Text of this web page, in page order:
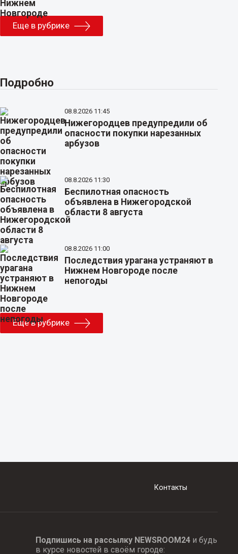
Еще в рубрике
Подробно
08.8.2026 11:45
Нижегородцев предупредили об
опасности покупки нарезанных
арбузов
08.8.2026 11:30
Беспилотная опасность
объявлена в Нижегородской
области 8 августа
08.8.2026 11:00
Последствия урагана устраняют в
Нижнем Новгороде после
непогоды
Еще в рубрике
Контакты
Подпишись на рассылку NEWSROOM24и будь
в курсе новостей в своём городе: